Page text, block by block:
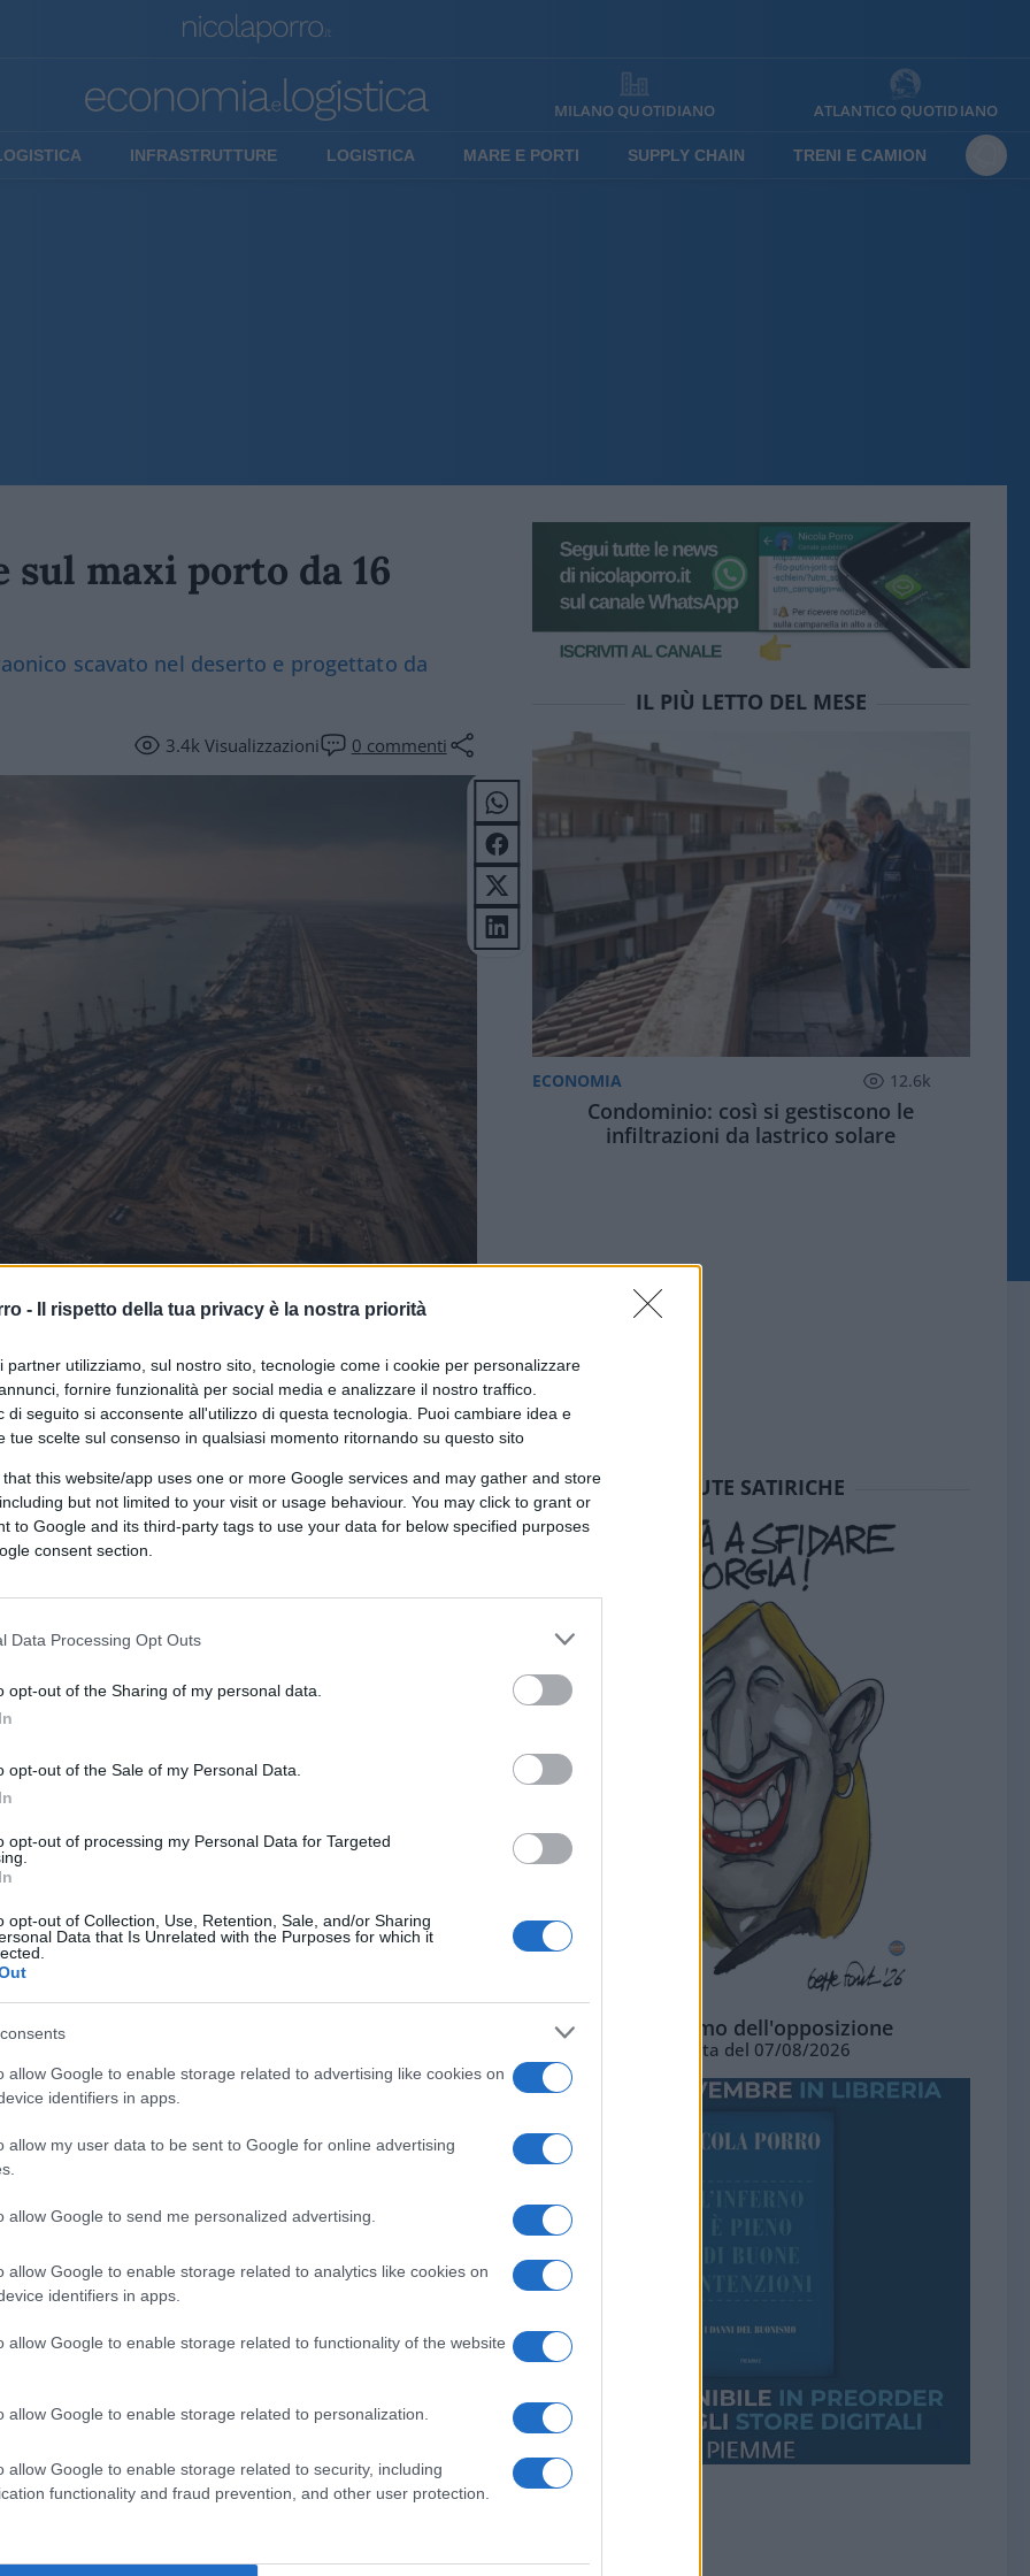
- Il rispetto della tua privacy è la nostra priorità
partner utilizziamo, sul nostro sito, tecnologie come i cookie per personalizzare
fornire funzionalità per social media e analizzare il nostro traffico.
di seguito si acconsente all'utilizzo di questa tecnologia. Puoi cambiare idea e
tue scelte sul consenso in qualsiasi momento ritornando su questo sito
that this website/app uses one or more Google services and may gather and store
but not limited to your visit or usage behaviour. You may click to grant or
to Google and its third-party tags to use your data for below specified purposes
consent section.
Data Processing Opt Outs
opt-out of the Sharing of my personal data.
opt-out of the Sale of my Personal Data.
opt-out of processing my Personal Data for Targeted
opt-out of Collection, Use, Retention, Sale, and/or Sharing
Data that Is Unrelated with the Purposes for which it
allow Google to enable storage related to advertising like cookies on
identifiers in apps.
allow my user data to be sent to Google for online advertising
allow Google to send me personalized advertising.
allow Google to enable storage related to analytics like cookies on
identifiers in apps.
allow Google to enable storage related to functionality of the website
allow Google to enable storage related to personalization.
allow Google to enable storage related to security, including
functionality and fraud prevention, and other user protection.
MILANO QUOTIDIANO ATLANTICO QUOTIDIANO
INFRASTRUTTURE LOGISTICA MARE E PORTI SUPPLY CHAIN TRENI E CAMION
maxi porto da 16
scavato nel deserto e progettato da
3.4kVisualizzazioni 0 commenti
GPT Image 1.5 di OpenAI
su Google CLICCA QUI
0:00/--:--
conclude con una pseudo intesa del
visibili e ancora di più quelli nascosti. E
dei media occidentali, non figura solo
e commerciali dei
turistica.
si protrarranno probabilmente per
il suo utilizzo post-posto di anni anche
e il sistema di ferrovie e di strade che
nel deserto avrebbero dovuto
da
sulla rotta fra
come funghi proprio nel Golfo
per il quale ora si vocifera di traffici
grattacielo per ospitare una cantina) le
Hormuz (fonti non ufficiali parlano di
imbattersi in mine); ma a peggiorare la
elezioni politiche in Iran che hanno
funzionari pro-Iran nei ministeri la cui
nuove infrastrutture e sul porto di
base della
Marina militare irakena
di una banchina di oltre 2 chilometri
di600 metri.
quelli di dragaggio, in
portuale per un totale di230 milioni di
IL PIÙ LETTO DEL MESE
ECONOMIA 12.6k
Condominio: così si gestiscono le
infiltrazioni da lastrico solare
SEDUTE SATIRICHE
L'ottimismo dell'opposizione
Vignetta del 07/08/2026